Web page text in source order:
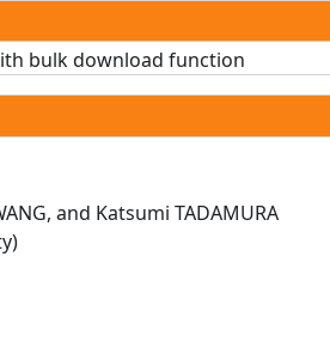
bulk download function
and Katsumi TADAMURA